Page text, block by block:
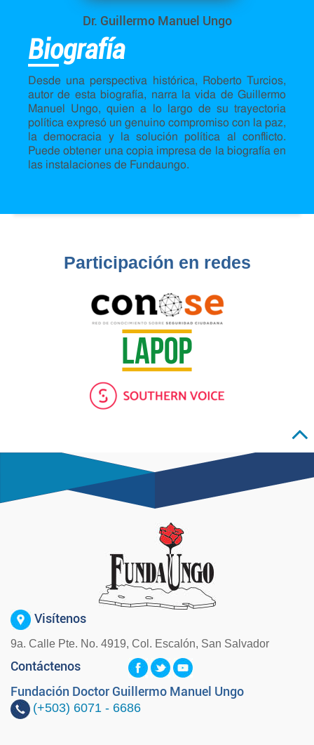
Dr. Guillermo Manuel Ungo
Biografía
Desde una perspectiva histórica, Roberto Turcios,
autor de esta biografía, narra la vida de Guillermo
Manuel Ungo, quien a lo largo de su trayectoria
política expresó un genuino compromiso con la paz,
la democracia y la solución política al conflicto.
Puede obtener una copia impresa de la biografía en
las instalaciones de Fundaungo.
Participación en redes
Visítenos
9a. Calle Pte. No. 4919, Col. Escalón, San Salvador
Contáctenos
Fundación Doctor Guillermo Manuel Ungo
(+503) 6071 - 6686